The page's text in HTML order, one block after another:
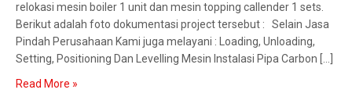
relokasi mesin boiler 1 unit dan mesin topping callender 1 sets.
Berikut adalah foto dokumentasi project tersebut : Selain Jasa
Pindah Perusahaan Kami juga melayani : Loading, Unloading,
Setting, Positioning Dan Levelling Mesin Instalasi Pipa Carbon […]
Read More »